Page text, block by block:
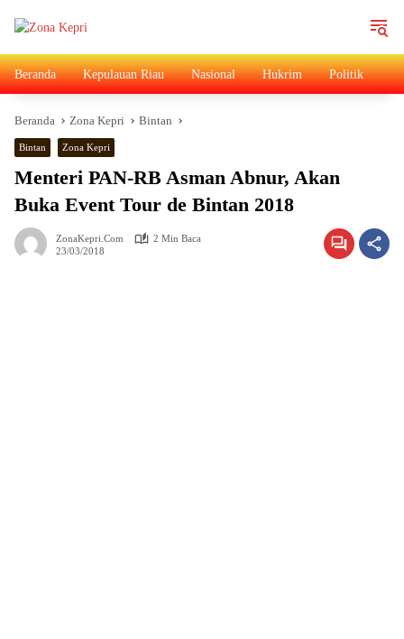
Beranda Kepulauan Riau Nasional Hukrim Politik
Beranda Zona Kepri Bintan
Bintan Zona Kepri
Menteri PAN-RB Asman Abnur, Akan
Buka Event Tour de Bintan 2018
ZonaKepri.com
2 Min Baca
23/03/2018